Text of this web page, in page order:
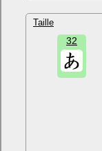
Taille
32